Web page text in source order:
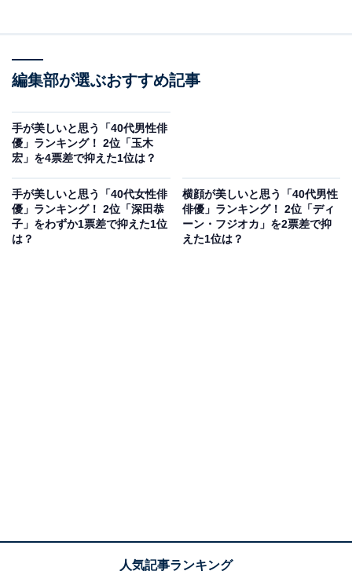
2位にランクインしたのは、玉木宏さんです。声の演技
ズの日本語吹替や『ブラックナイトパレード』（2022
年）の声の出演など、渋くて深みのあるイケボが存在感
俳優としては、約9年ぶりのフジテレビ系連ドラ主演と
なる『プロフェッショナル 保険調査員・天音蓮』が1月8
編集部が選ぶおすすめ記事
手が美しいと思う「40代男性俳
優」ランキング！ 2位「玉木
宏」を4票差で抑えた1位は？
手が美しいと思う「40代女性俳
優」ランキング！ 2位「深田恭
子」をわずか1票差で抑えた1位
は？
横顔が美しいと思う「40代男性
俳優」ランキング！ 2位「ディ
ーン・フジオカ」を2票差で抑
えた1位は？